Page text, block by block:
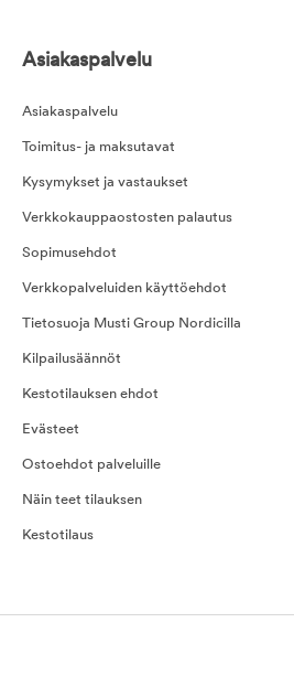
Asiakaspalvelu
Asiakaspalvelu
Toimitus- ja maksutavat
Kysymykset ja vastaukset
Verkkokauppaostosten palautus
Sopimusehdot
Verkkopalveluiden käyttöehdot
Tietosuoja Musti Group Nordicilla
Kilpailusäännöt
Kestotilauksen ehdot
Evästeet
Ostoehdot palveluille
Näin teet tilauksen
Kestotilaus